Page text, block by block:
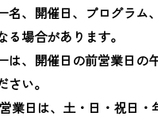
名、開催日、プログラム
る場合があります。
、開催日の前営業日の
さい。
業日は、土・日・祝日・